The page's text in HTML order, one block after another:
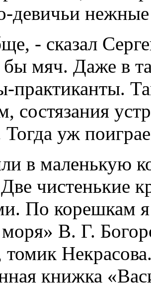
девичьи нежные
- сказал
бы мяч. Даже в
практиканты.
состязания
Тогда уж
в маленькую
чистенькие
По корешкам я
В. Г.
томик
книжка